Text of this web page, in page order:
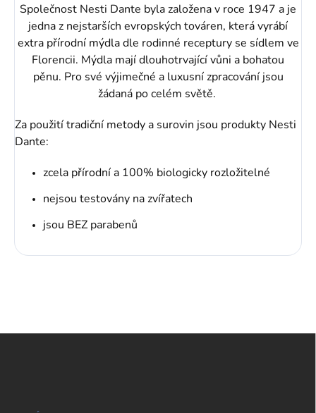
Společnost Nesti Dante byla založena v roce 1947 a je
jedna z nejstarších evropských továren, která vyrábí
extra přírodní mýdla dle rodinné receptury se sídlem ve
Florencii. Mýdla mají dlouhotrvající vůni a bohatou
pěnu. Pro své výjimečné a luxusní zpracování jsou
žádaná po celém světě.
Za použití tradiční metody a surovin jsou produkty Nesti
Dante:
zcela přírodní a 100% biologicky rozložitelné
nejsou testovány na zvířatech
jsou BEZ parabenů